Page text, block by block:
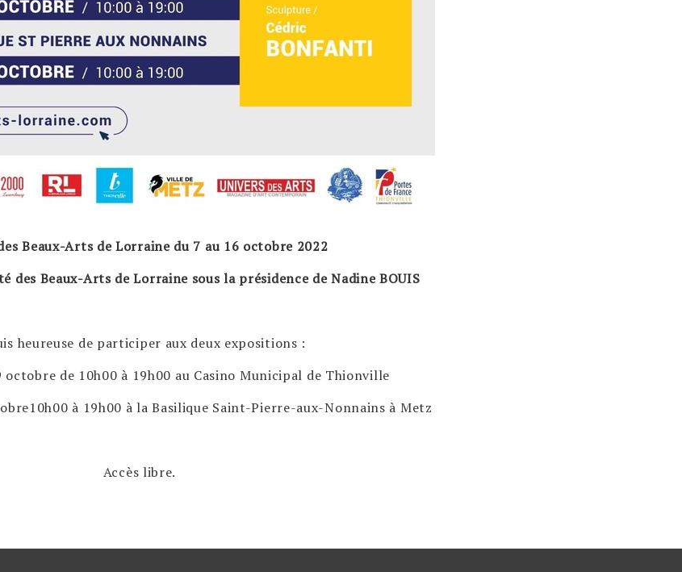
Beaux-Arts de Lorraine du 7 au 16 octobre 2022
des Beaux-Arts de Lorraine sous la présidence de Nadine BOUIS
heureuse de participer aux deux expositions :
octobre de 10h00 à 19h00 au Casino Municipal de Thionville
à 19h00 à la Basilique Saint-Pierre-aux-Nonnains à Metz
Accès libre.